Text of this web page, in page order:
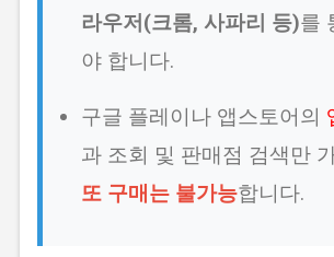
라우저(크롬, 사파리 등)를
야 합니다.
구글 플레이나 앱스토어의
과 조회 및 판매점 검색만
또 구매는 불가능합니다.